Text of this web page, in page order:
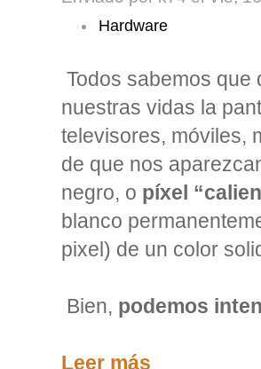
Hardware
Todos sabemos que
nuestras vidas la
televisores, móviles,
de que nos
negro, o píxel
blanco
pixel) de un color
Bien, podemos
Leer más